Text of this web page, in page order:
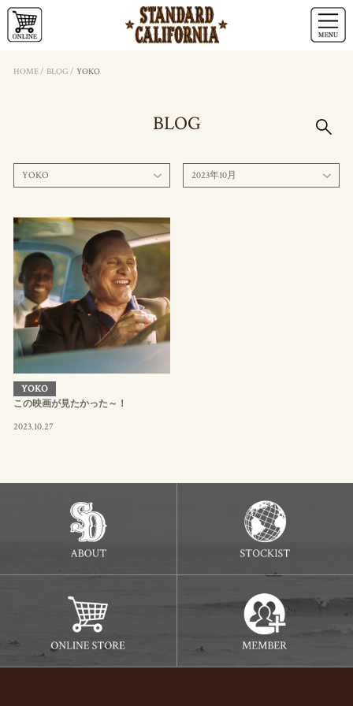
HOME/ BLOG / YOKO
BLOG
YOKO 2023年10月
YOKO
この映画が見たかった～！
2023.10.27